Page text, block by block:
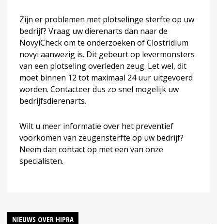
Zijn er problemen met plotselinge sterfte op uw
bedrijf? Vraag uw dierenarts dan naar de
NovyiCheck om te onderzoeken of Clostridium
novyi aanwezig is. Dit gebeurt op levermonsters
van een plotseling overleden zeug. Let wel, dit
moet binnen 12 tot maximaal 24 uur uitgevoerd
worden. Contacteer dus zo snel mogelijk uw
bedrijfsdierenarts.
Wilt u meer informatie over het preventief
voorkomen van zeugensterfte op uw bedrijf?
Neem dan contact op met een van onze
specialisten.
NIEUWS OVER HIPRA